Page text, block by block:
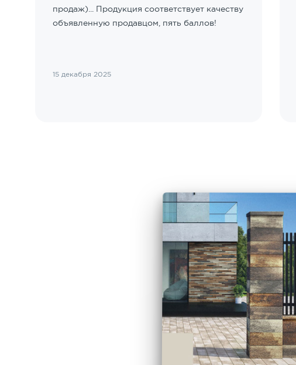
продаж)... Продукция соответствует качеству
объявленную продавцом, пять баллов!
15 декабря 2025